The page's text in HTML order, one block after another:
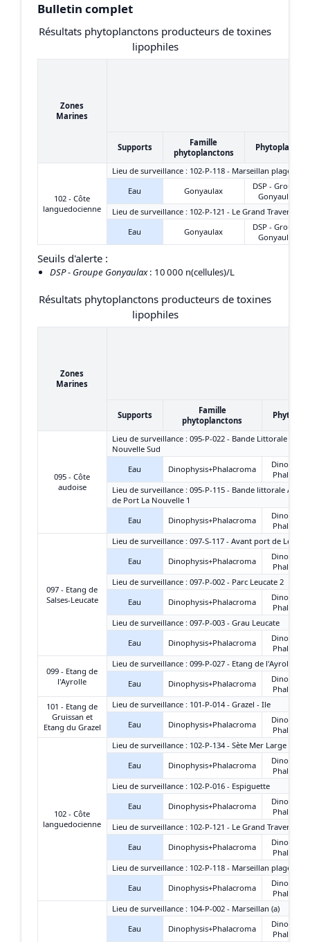
Bulletin complet
Résultats phytoplanctons producteurs de toxines
lipophiles
Zones
Marines
Supports
Famille
phytoplanctons
102 - Côte
languedocienne
Lieu de surveillance : 102-P-118 - Marseillan plage-est
Eau
Gonyaulax
DSP - Groupe
Gonyaulax
Lieu de surveillance : 102-P-121 - Le Grand Travers
Eau
Gonyaulax
DSP - Groupe
Gonyaulax
Seuils d'alerte :
DSP - Groupe Gonyaulax: 10 000 n(cellules)/L
Résultats phytoplanctons producteurs de toxines
lipophiles
Zones
Marines
Supports
Famille
phytoplanctons
095 - Côte
audoise
Lieu de surveillance : 095-P-022 - Bande Littorale -
Nouvelle Sud
Eau
Dinophysis+Phalacroma
Lieu de surveillance : 095-P-115 - Bande littorale Aude
de Port La Nouvelle 1
Eau
Dinophysis+Phalacroma
097 - Etang de
Salses-Leucate
Lieu de surveillance : 097-S-117 - Avant port de
Eau
Dinophysis+Phalacroma
Lieu de surveillance : 097-P-002 - Parc Leucate 2
Eau
Dinophysis+Phalacroma
Lieu de surveillance : 097-P-003 - Grau Leucate
Eau
Dinophysis+Phalacroma
099 - Etang de
l'Ayrolle
Lieu de surveillance : 099-P-027 - Etang de l'Ayrolle -
Eau
Dinophysis+Phalacroma
101 - Etang de
Gruissan et
Etang du Grazel
Lieu de surveillance : 101-P-014 - Grazel - Ile
Eau
Dinophysis+Phalacroma
102 - Côte
languedocienne
Lieu de surveillance : 102-P-134 - Sète Mer Large
Eau
Dinophysis+Phalacroma
Lieu de surveillance : 102-P-016 - Espiguette
Eau
Dinophysis+Phalacroma
Lieu de surveillance : 102-P-121 - Le Grand Travers
Eau
Dinophysis+Phalacroma
Lieu de surveillance : 102-P-118 - Marseillan plage-est
Eau
Dinophysis+Phalacroma
Lieu de surveillance : 104-P-002 - Marseillan (a)
Eau
Dinophysis+Phalacroma